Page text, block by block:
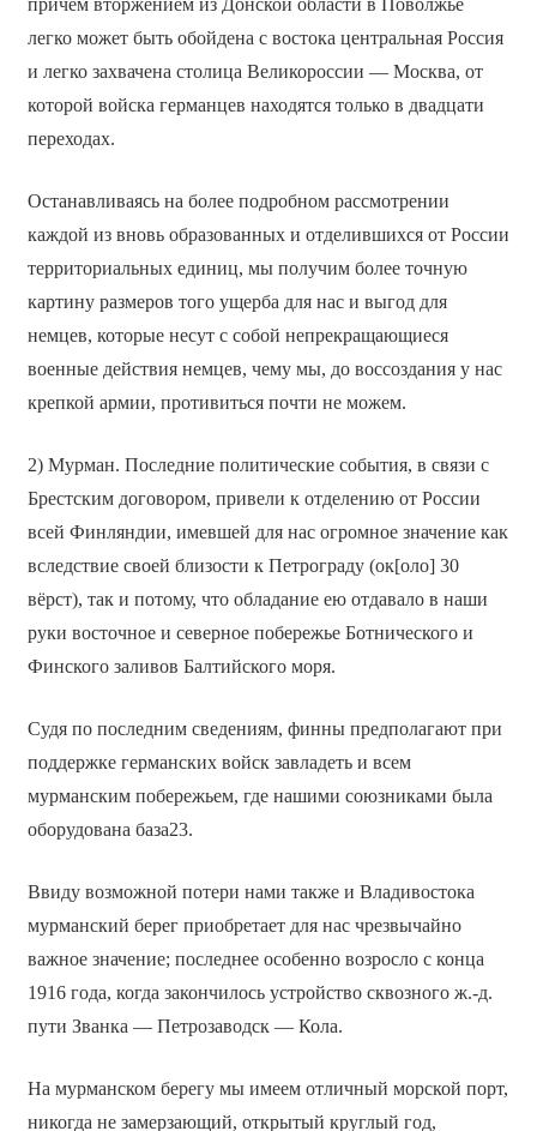
легко может быть обойдена с востока центральная Россия
и легко захвачена столица Великороссии — Москва, от
которой войска германцев находятся только в двадцати
переходах.
Останавливаясь на более подробном рассмотрении
каждой из вновь образованных и отделившихся от России
территориальных единиц, мы получим более точную
картину размеров того ущерба для нас и выгод для
немцев, которые несут с собой непрекращающиеся
военные действия немцев, чему мы, до воссоздания у нас
крепкой армии, противиться почти не можем.
2) Мурман. Последние политические события, в связи с
Брестским договором, привели к отделению от России
всей Финляндии, имевшей для нас огромное значение как
вследствие своей близости к Петрограду (ок[оло] 30
вёрст), так и потому, что обладание ею отдавало в наши
руки восточное и северное побережье Ботнического и
Финского заливов Балтийского моря.
Судя по последним сведениям, финны предполагают при
поддержке германских войск завладеть и всем
мурманским побережьем, где нашими союзниками была
оборудована база23.
Ввиду возможной потери нами также и Владивостока
мурманский берег приобретает для нас чрезвычайно
важное значение; последнее особенно возросло с конца
1916 года, когда закончилось устройство сквозного ж.-д.
пути Званка — Петрозаводск — Кола.
На мурманском берегу мы имеем отличный морской порт,
никогда не замерзающий, открытый круглый год,